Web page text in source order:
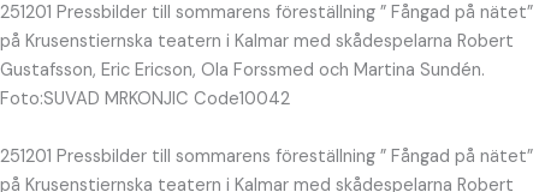
251201 Pressbilder till sommarens föreställning ” Fångad på nätet”
på Krusenstiernska teatern i Kalmar med skådespelarna Robert
Gustafsson, Eric Ericson, Ola Forssmed och Martina Sundén.
Foto:SUVAD MRKONJIC Code10042
251201 Pressbilder till sommarens föreställning ” Fångad på nätet”
på Krusenstiernska teatern i Kalmar med skådespelarna Robert